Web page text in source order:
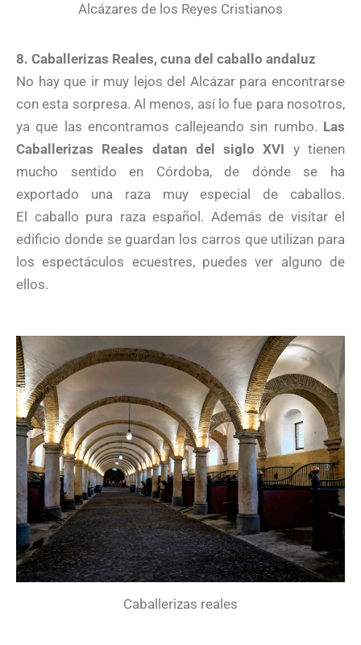
Alcázares de los Reyes Cristianos
8. Caballerizas Reales, cuna del caballo andaluz
No hay que ir muy lejos del Alcázar para encontrarse
con esta sorpresa. Al menos, así lo fue para nosotros,
ya que las encontramos callejeando sin rumbo. Las
Caballerizas Reales datan del siglo XVI y tienen
mucho sentido en Córdoba, de dónde se ha
exportado una raza muy especial de caballos.
El caballo pura raza español. Además de visitar el
edificio donde se guardan los carros que utilizan para
los espectáculos ecuestres, puedes ver alguno de
ellos.
Caballerizas reales